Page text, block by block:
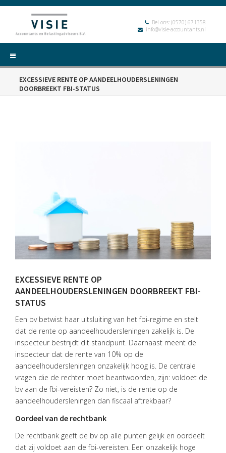
Bel ons: (0570) 671358
info@visie-accountants.nl
HOME
DIENSTEN
EXCESSIEVE RENTE OP AANDEELHOUDERSLENINGEN
DOORBREEKT FBI-STATUS
EXCESSIEVE RENTE OP
AANDEELHOUDERSLENINGEN DOORBREEKT FBI-
STATUS
Een bv betwist haar uitsluiting van het fbi-regime en stelt
dat de rente op aandeelhoudersleningen zakelijk is. De
inspecteur bestrijdt dit standpunt. Daarnaast meent de
inspecteur dat de rente van 10% op de
aandeelhoudersleningen onzakelijk hoog is. De centrale
vragen die de rechter moet beantwoorden, zijn: voldoet de
bv aan de fbi-vereisten? Zo niet, is de rente op de
aandeelhoudersleningen dan fiscaal aftrekbaar?
Oordeel van de rechtbank
De rechtbank geeft de bv op alle punten gelijk en oordeelt
dat zij voldoet aan de fbi-vereisten. Een onzakelijk hoge